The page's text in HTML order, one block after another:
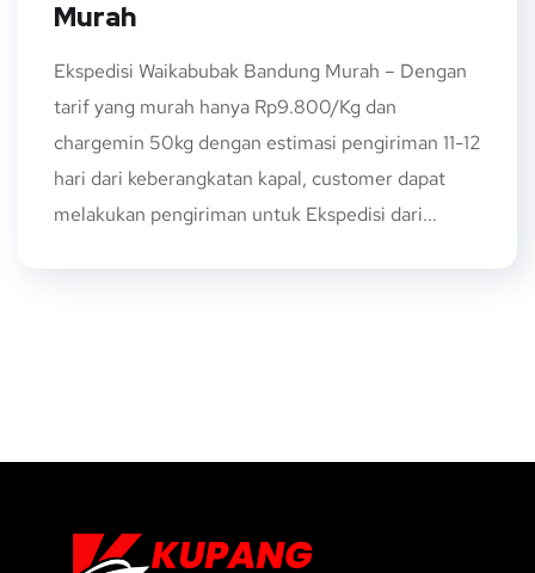
Murah
Ekspedisi Waikabubak Bandung Murah – Dengan
tarif yang murah hanya Rp9.800/Kg dan
chargemin 50kg dengan estimasi pengiriman 11-12
hari dari keberangkatan kapal, customer dapat
melakukan pengiriman untuk Ekspedisi dari...